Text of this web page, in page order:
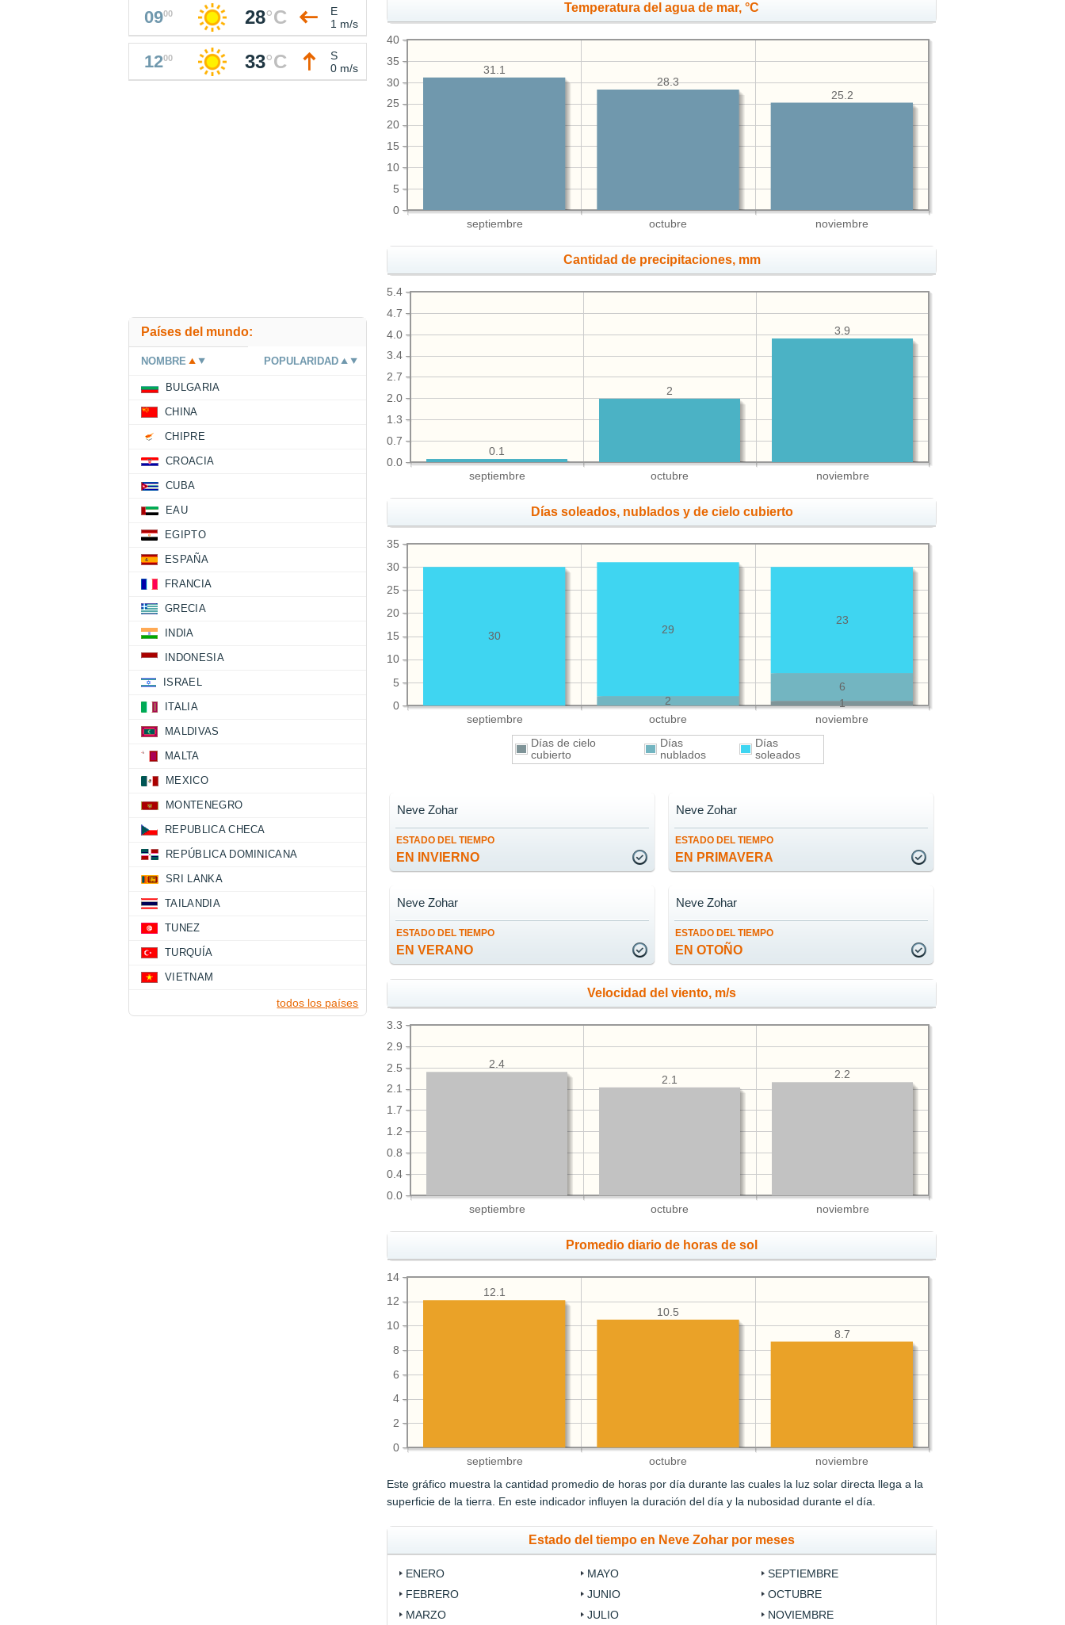
Temperatura del agua de mar, °C
septiembre octubre noviembre
0
5
10
15
20
25
30
35
40
25.2
28.3
31.1
Cantidad de precipitaciones, mm
septiembre octubre noviembre
0.0
0.7
1.3
2.0
2.7
3.4
4.0
4.7
5.4
3.9
2
0.1
Días soleados, nublados y de cielo cubierto
septiembre octubre noviembre
0
5
10
15
20
25
30
35
1
6
2
23
29
30
Días de cielo
cubierto
Días
nublados
Días
soleados
ESTADO DEL TIEMPO
EN INVIERNO
Neve Zohar
ESTADO DEL TIEMPO
EN PRIMAVERA
Neve Zohar
ESTADO DEL TIEMPO
EN VERANO
Neve Zohar
ESTADO DEL TIEMPO
EN OTOÑO
Neve Zohar
Velocidad del viento, m/s
septiembre octubre noviembre
0.0
0.4
0.8
1.2
1.7
2.1
2.5
2.9
3.3
2.2
2.1
2.4
Promedio diario de horas de sol
septiembre octubre noviembre
0
2
4
6
8
10
12
14
8.7
10.5
12.1
Este gráfico muestra la cantidad promedio de horas por día durante las cuales la luz solar directa llega a la
superficie de la tierra. En este indicador influyen la duración del día y la nubosidad durante el día.
Estado del tiempo en Neve Zohar por meses
ENERO
FEBRERO
MARZO
MAYO
JUNIO
JULIO
SEPTIEMBRE
OCTUBRE
NOVIEMBRE
0900 28°C
E
1 m/s
1200 33°C
S
0 m/s
Países del mundo:
NOMBRE POPULARIDAD
BULGARIA
CHINA
CHIPRE
CROACIA
CUBA
EAU
EGIPTO
ESPAÑA
FRANCIA
GRECIA
INDIA
INDONESIA
ISRAEL
ITALIA
MALDIVAS
MALTA
MEXICO
MONTENEGRO
REPUBLICA CHECA
REPÚBLICA DOMINICANA
SRI LANKA
TAILANDIA
TUNEZ
TURQUÍA
VIETNAM
todos los países